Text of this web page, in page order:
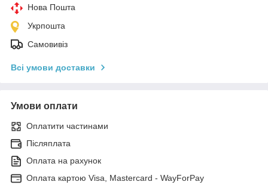
Нова Пошта
Укрпошта
Самовивіз
Всі умови доставки
Умови оплати
Оплатити частинами
Післяплата
Оплата на рахунок
Оплата картою Visa, Mastercard - WayForPay